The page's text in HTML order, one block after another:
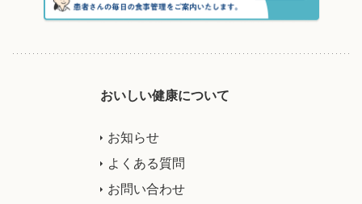
おいしい健康について
お知らせ
よくある質問
お問い合わせ